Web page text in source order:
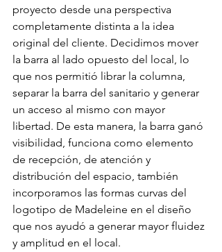
proyecto desde una perspectiva
completamente distinta a la idea
original del cliente. Decidimos mover
la barra al lado opuesto del local, lo
que nos permitió librar la columna,
separar la barra del sanitario y generar
un acceso al mismo con mayor
libertad. De esta manera, la barra ganó
visibilidad, funciona como elemento
de recepción, de atención y
distribución del espacio, también
incorporamos las formas curvas del
logotipo de Madeleine en el diseño
que nos ayudó a generar mayor fluidez
y amplitud en el local.